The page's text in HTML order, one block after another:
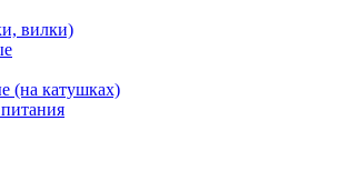
вилки)
(на катушках)